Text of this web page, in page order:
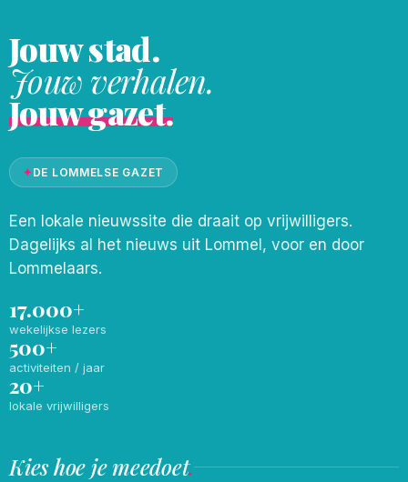
Jouw stad.
Jouw verhalen.
Jouw gazet.
✦DE LOMMELSE GAZET
Een lokale nieuwssite die draait op vrijwilligers.
Dagelijks al het nieuws uit Lommel, voor en door
Lommelaars.
17.000+
wekelijkse lezers
500+
activiteiten / jaar
20+
lokale vrijwilligers
Kies hoe je meedoet.